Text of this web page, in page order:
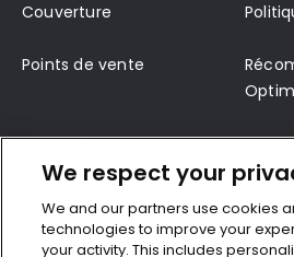
Couverture
Points de vente
Modalité de service
Ravitaillement Le
We respect your
We and our partners use cookies
technologies to improve your
your activity. This includes